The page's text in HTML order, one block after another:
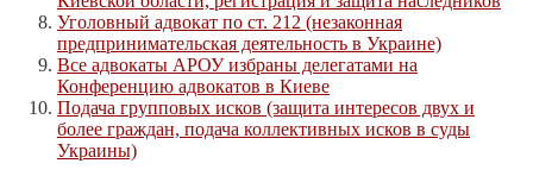
Уголовный адвокат по ст. 212 (незаконная
предпринимательская деятельность в Украине)
Все адвокаты АРОУ избраны делегатами на
Конференцию адвокатов в Киеве
Подача групповых исков (защита интересов двух и
более граждан, подача коллективных исков в суды
Украины)